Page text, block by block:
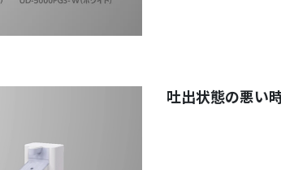
吐出状態の悪い